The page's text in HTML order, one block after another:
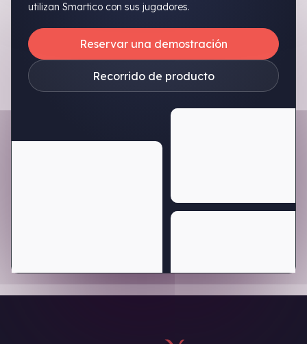
utilizan Smartico con sus jugadores.
Reservar una demostración
Recorrido de producto